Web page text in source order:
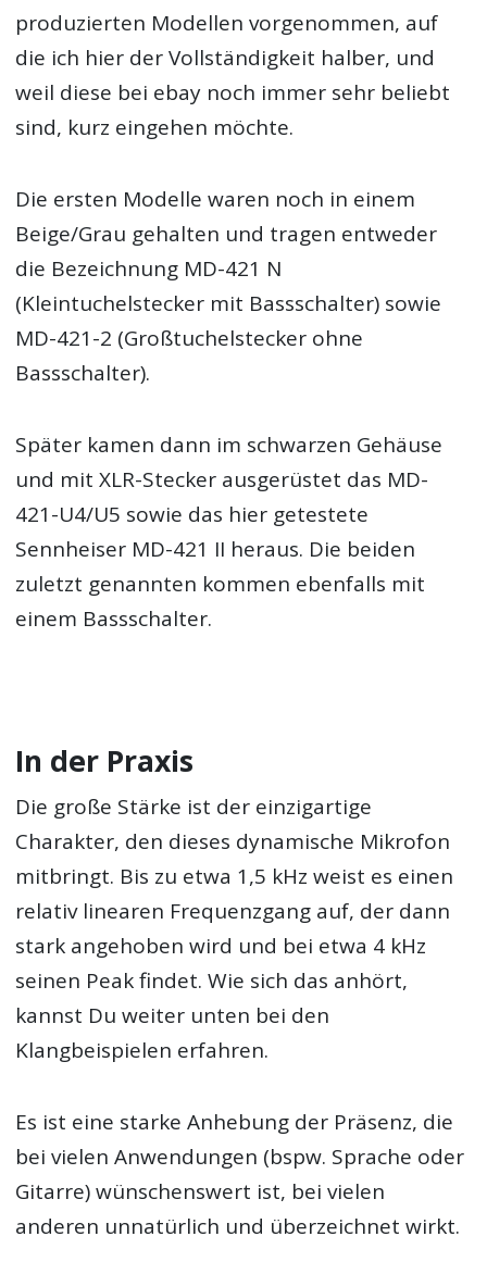
produzierten Modellen vorgenommen, auf
die ich hier der Vollständigkeit halber, und
weil diese bei ebay noch immer sehr beliebt
sind, kurz eingehen möchte.
Die ersten Modelle waren noch in einem
Beige/Grau gehalten und tragen entweder
die Bezeichnung MD-421 N
(Kleintuchelstecker mit Bassschalter) sowie
MD-421-2 (Großtuchelstecker ohne
Bassschalter).
Später kamen dann im schwarzen Gehäuse
und mit XLR-Stecker ausgerüstet das MD-
421-U4/U5 sowie das hier getestete
Sennheiser MD-421 II heraus. Die beiden
zuletzt genannten kommen ebenfalls mit
einem Bassschalter.
In der Praxis
Die große Stärke ist der einzigartige
Charakter, den dieses dynamische Mikrofon
mitbringt. Bis zu etwa 1,5 kHz weist es einen
relativ linearen Frequenzgang auf, der dann
stark angehoben wird und bei etwa 4 kHz
seinen Peak findet. Wie sich das anhört,
kannst Du weiter unten bei den
Klangbeispielen erfahren.
Es ist eine starke Anhebung der Präsenz, die
bei vielen Anwendungen (bspw. Sprache oder
Gitarre) wünschenswert ist, bei vielen
anderen unnatürlich und überzeichnet wirkt.